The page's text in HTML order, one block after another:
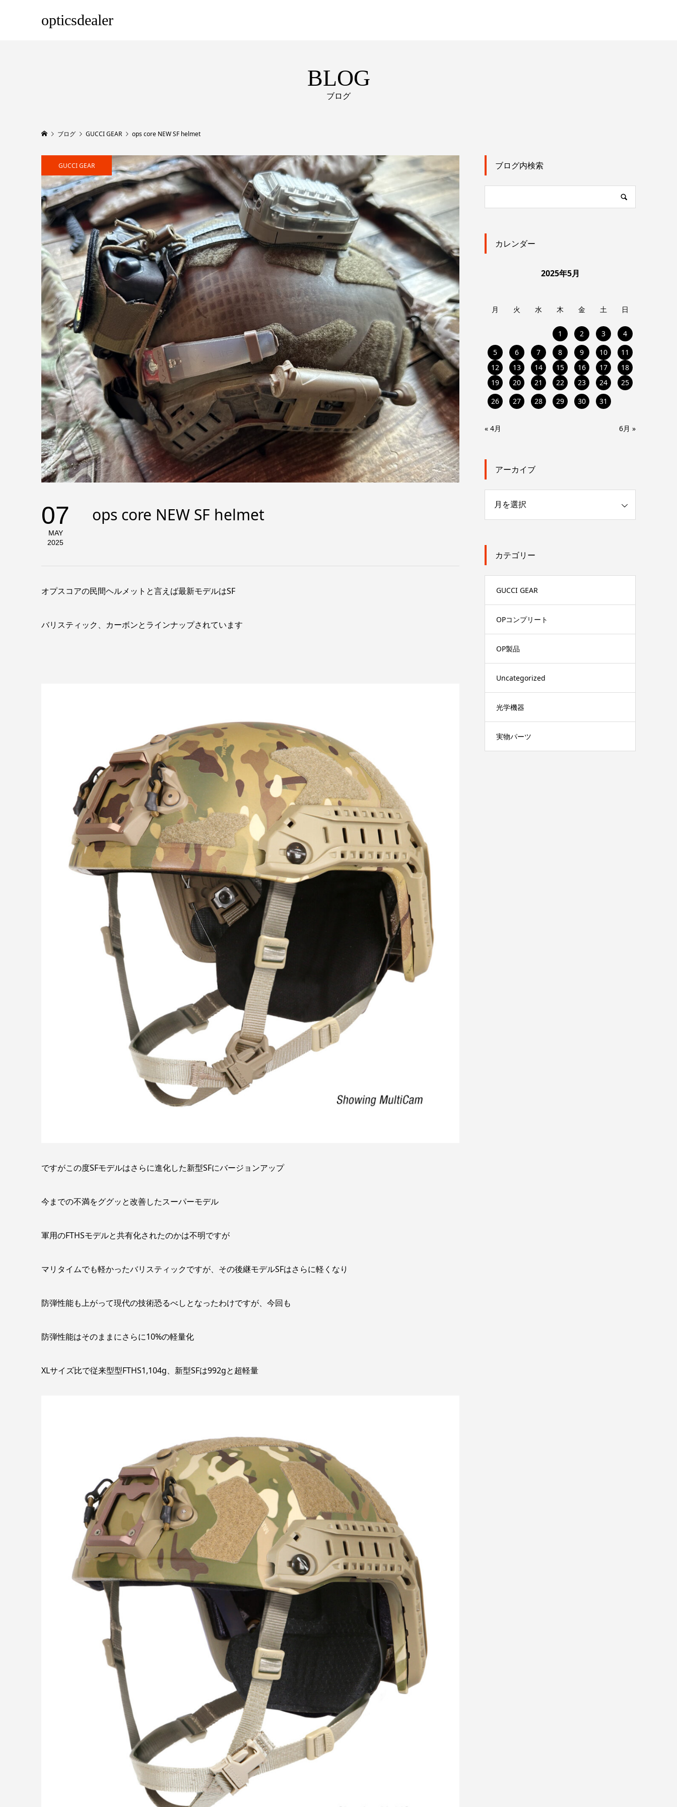
opticsdealer
BLOG
ブログ
ブログ GUCCI GEAR ops core NEW SF helmet
GUCCI GEAR
07
MAY
2025
ops core NEW SF helmet
オプスコアの民間ヘルメットと言えば最新モデルはSF
バリスティック、カーボンとラインナップされています
ですがこの度SFモデルはさらに進化した新型SFにバージョンアップ
今までの不満をググッと改善したスーパーモデル
軍用のFTHSモデルと共有化されたのかは不明ですが
マリタイムでも軽かったバリスティックですが、その後継モデルSFはさらに軽くなり
防弾性能も上がって現代の技術恐るべしとなったわけですが、今回も
防弾性能はそのままにさらに10%の軽量化
XLサイズ比で従来型型FTHS1,104g、新型SFは992gと超軽量
ブログ内検索
カレンダー
2025年5月
月 火 水 木 金 土 日
1 2 3
4
5
6 7 8 9 10
11
12
13 14 15 16 17
18
19
20 21 22 23 24
25
26
27 28 29 30 31
« 4月 6月 »
アーカイブ
カテゴリー
GUCCI GEAR
OPコンプリート
OP製品
Uncategorized
光学機器
実物パーツ